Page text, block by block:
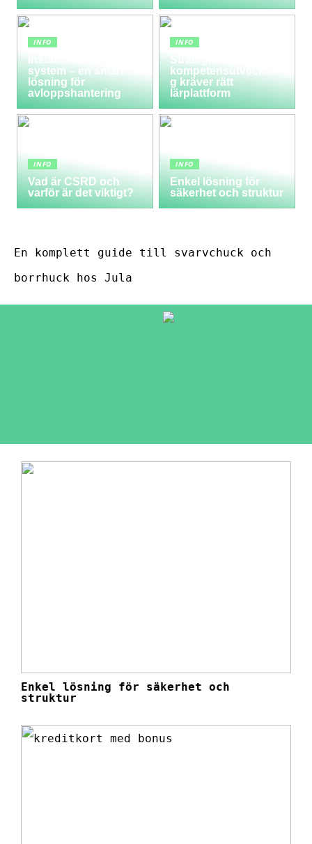
INFO
Installera ett LTA-
system – en smart
lösning för
avloppshantering
INFO
Strategisk
kompetensutvecklin
g kräver rätt
lärplattform
INFO
Vad är CSRD och
varför är det viktigt?
INFO
Enkel lösning för
säkerhet och struktur
En komplett guide till svarvchuck och
borrhuck hos Jula
Enkel lösning för säkerhet och
struktur